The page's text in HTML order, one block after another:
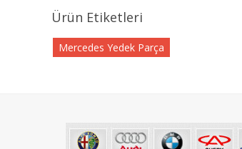
Ürün Etiketleri
Mercedes Yedek Parça